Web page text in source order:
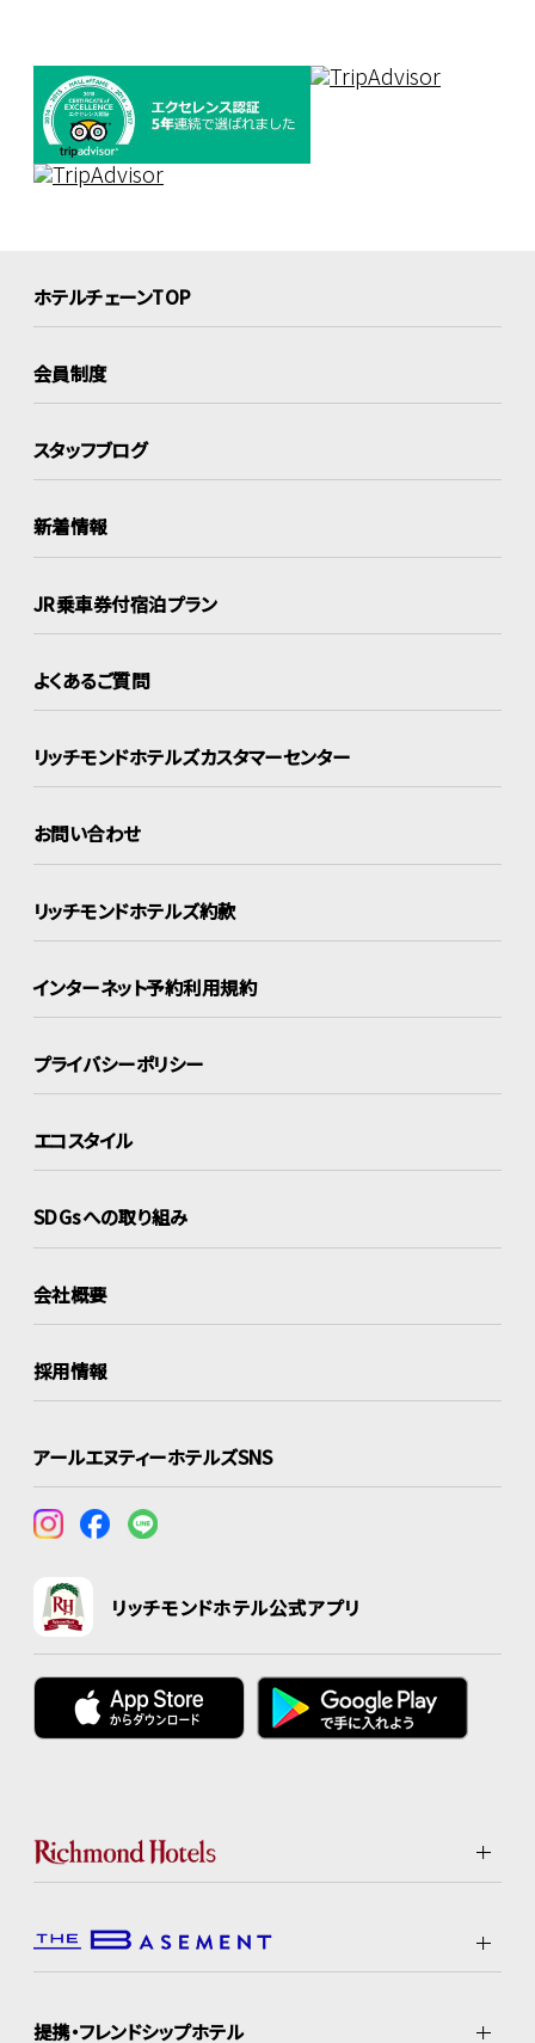
ホテルチェーンTOP
会員制度
スタッフブログ
新着情報
JR乗車券付宿泊プラン
よくあるご質問
リッチモンドホテルズカスタマーセンター
お問い合わせ
リッチモンドホテルズ約款
インターネット予約利用規約
プライバシーポリシー
エコスタイル
SDGsへの取り組み
会社概要
採用情報
アールエヌティーホテルズSNS
リッチモンドホテル公式アプリ
提携・フレンドシップホテル